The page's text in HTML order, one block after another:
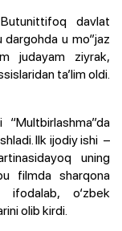
davlat
u mo‘’jaz
judayam ziyrak,
ta’lim oldi.
Ilk ijodiy ishi –
uning
filmda sharqona
o‘zbek
olib kirdi.